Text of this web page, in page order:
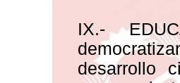
IX.-
desarrollo